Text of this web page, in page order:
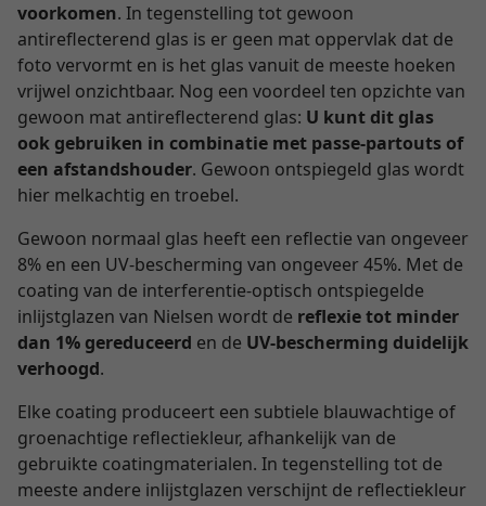
voorkomen. In tegenstelling tot gewoon
antireflecterend glas is er geen mat oppervlak dat de
foto vervormt en is het glas vanuit de meeste hoeken
vrijwel onzichtbaar. Nog een voordeel ten opzichte van
gewoon mat antireflecterend glas: U kunt dit glas
ook gebruiken in combinatie met passe-partouts of
een afstandshouder. Gewoon ontspiegeld glas wordt
hier melkachtig en troebel.
Gewoon normaal glas heeft een reflectie van ongeveer
8% en een UV-bescherming van ongeveer 45%. Met de
coating van de interferentie-optisch ontspiegelde
inlijstglazen van Nielsen wordt de reflexie tot minder
dan 1% gereduceerd en de UV-bescherming duidelijk
verhoogd.
Elke coating produceert een subtiele blauwachtige of
groenachtige reflectiekleur, afhankelijk van de
gebruikte coatingmaterialen. In tegenstelling tot de
meeste andere inlijstglazen verschijnt de reflectiekleur